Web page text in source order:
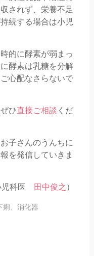
されず、栄養不足
続する場合は小児
的に酵素が弱まっ
酵素は乳糖を分解
心配なさらないで
ひ直接ご相談 くだ
子さんのうんちに
を発信していきま
児科医 田中俊之 ）
痢 消化器